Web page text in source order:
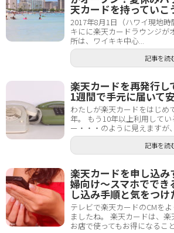
天カードを持っていこ
2017年8月1日（ハワイ現地
キにに楽天カードラウンジが
所は、ワイキキ中心...
記事を読
楽天カードを再発行し
1週間で手元に届いて
わたしが楽天カードをはじめ
年。 もう10年以上利用して
ー・・・のように見えますが
記事を読
楽天カードを申し込み
婦向け～スマホででき
し込み手順と気をつけ
テレビで楽天カードのCMを
ましたね。 楽天カードは、
お店で使ってもお得になること